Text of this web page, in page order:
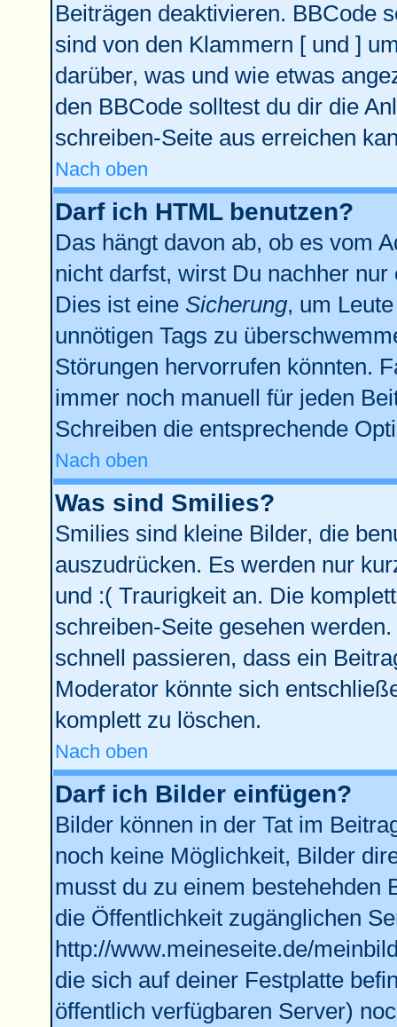
Beiträgen deaktivieren. BBCode
sind von den Klammern [ und ]
darüber, was und wie etwas
den BBCode solltest du dir die
schreiben-Seite aus erreichen
Nach oben
Darf ich HTML benutzen?
Das hängt davon ab, ob es vom
nicht darfst, wirst Du nachher
Dies ist eine Sicherung, um
unnötigen Tags zu
Störungen hervorrufen könnten.
immer noch manuell für jeden
Schreiben die entsprechende
Nach oben
Was sind Smilies?
Smilies sind kleine Bilder, die
auszudrücken. Es werden nur
und :( Traurigkeit an. Die
schreiben-Seite gesehen
schnell passieren, dass ein
Moderator könnte sich
komplett zu löschen.
Nach oben
Darf ich Bilder einfügen?
Bilder können in der Tat im
noch keine Möglichkeit, Bilder
musst du zu einem bestehehden
die Öffentlichkeit zugänglichen
http://www.meineseite.de/
die sich auf deiner Festplatte
öffentlich verfügbaren Server)